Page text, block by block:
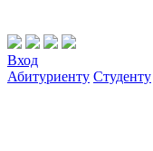
Вход
Абитуриенту Студенту